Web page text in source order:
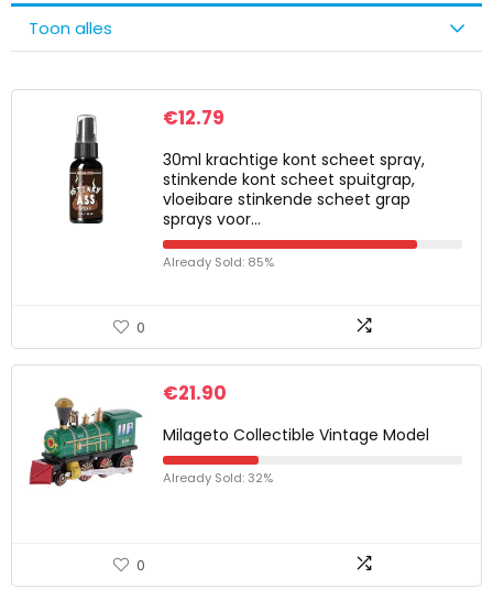
Toon alles
€12.79
30ml krachtige kont scheet spray,
stinkende kont scheet spuitgrap,
vloeibare stinkende scheet grap
sprays voor…
Already Sold: 85%
0
€21.90
Milageto Collectible Vintage Model
Already Sold: 32%
0